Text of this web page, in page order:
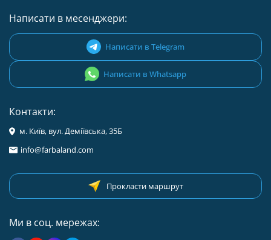
Написати в месенджери:
Написати в Telegram
Написати в Whatsapp
Контакти:
м. Київ, вул. Деміївська, 35Б
info@farbaland.com
Прокласти маршрут
Ми в соц. мережах: